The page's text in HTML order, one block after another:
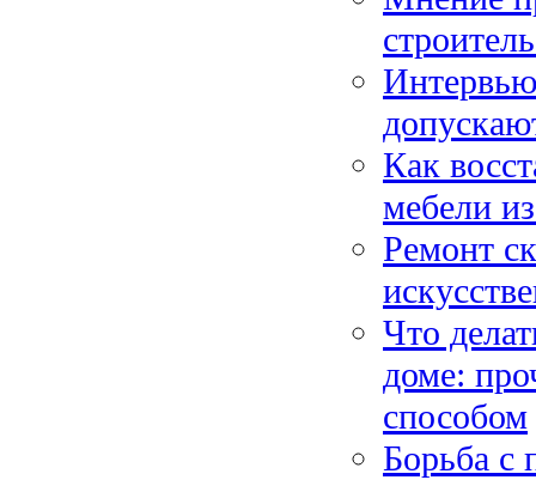
Как
мебели
Ремонт
Что
доме:
способом
Борьба с